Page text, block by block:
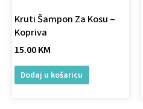
Kruti Šampon Za Kosu –
Kopriva
15.00KM
Dodaj u košaricu